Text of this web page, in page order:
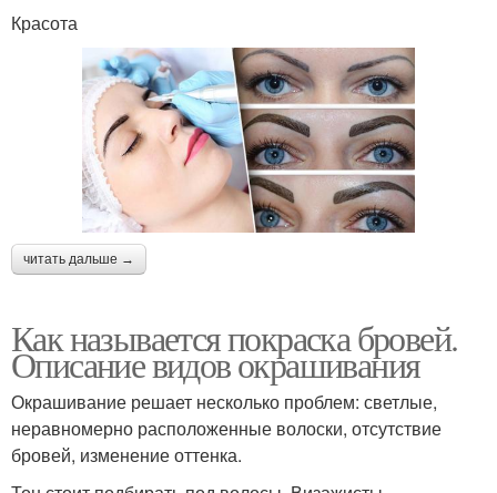
Красота
читать дальше →
Как называется покраска бровей.
Описание видов окрашивания
Окрашивание решает несколько проблем: светлые,
неравномерно расположенные волоски, отсутствие
бровей, изменение оттенка.